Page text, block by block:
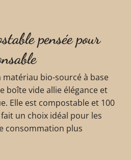
pensée pour
matériau bio-sourcé à base
boîte vide allie élégance et
Elle est compostable et 100
un choix idéal pour les
consommation plus